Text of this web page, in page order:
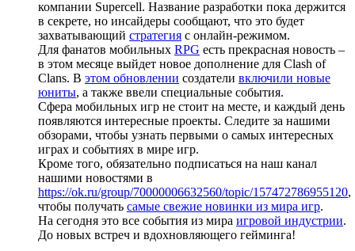
компании Supercell. Название разработки пока держится
в секрете, но инсайдеры сообщают, что это будет
захватывающий стратегия с онлайн-режимом.
Для фанатов мобильных RPG есть прекрасная новость –
в этом месяце выйдет новое дополнение для Clash of
Clans. В этом обновлении создатели включили новые
юниты, а также ввели специальные события.
Сфера мобильных игр не стоит на месте, и каждый день
появляются интересные проекты. Следите за нашими
обзорами, чтобы узнать первыми о самых интересных
играх и событиях в мире игр.
Кроме того, обязательно подписаться на наш канал
нашими новостями в
https://ok.ru/group/70000006632560/topic/157472786955120,
чтобы получать самые свежие новинки из мира игр.
На сегодня это все события из мира игровой индустрии.
До новых встреч и вдохновляющего гейминга!